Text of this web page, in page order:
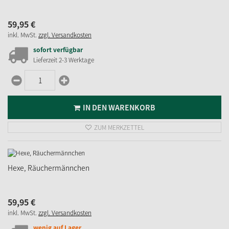
59,95€
inkl. MwSt. zzgl. Versandkosten
sofort verfügbar
Lieferzeit 2-3 Werktage
IN DEN WARENKORB
ZUM MERKZETTEL
Hexe, Räuchermännchen
59,95€
inkl. MwSt. zzgl. Versandkosten